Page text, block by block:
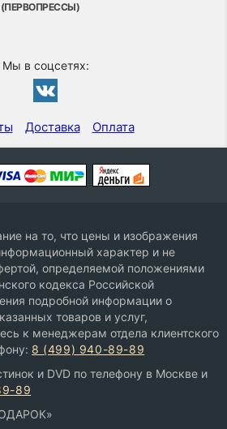
Мы в соцсетях:
Доставка Оплата
на то, что цены и изображения
характер и не
определяемой положениями
кодекса Российской
подробной информации о
товаров и услуг,
к менеджерам отдела клиентского
8 (499) 940-89-89
и DVD по телефону в Москве и
89